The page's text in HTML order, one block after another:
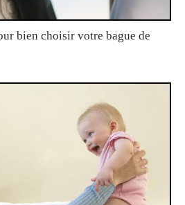
bien choisir votre bague de